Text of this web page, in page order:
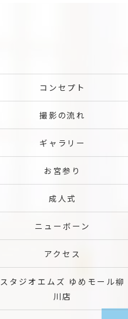
コンセプト
撮影の流れ
ギャラリー
お宮参り
成人式
ニューボーン
アクセス
スタジオエムズ ゆめモール柳
川店